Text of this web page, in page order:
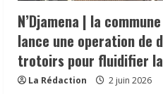
N’Djamena | la
lance une operation de
trotoirs pour fluidifier
La Rédaction 2 juin 2026